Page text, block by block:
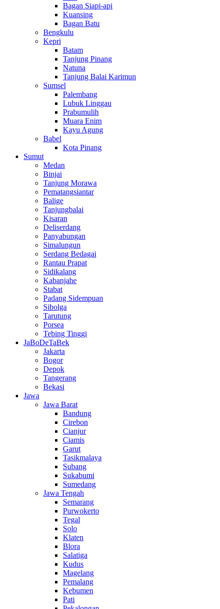
Bagan Siapi-api
Kuansing
Bagan Batu
Bengkulu
Kepri
Batam
Tanjung Pinang
Natuna
Tanjung Balai Karimun
Sumsel
Palembang
Lubuk Linggau
Prabumulih
Muara Enim
Kayu Agung
Babel
Kota Pinang
Sumut
Medan
Binjai
Tanjung Morawa
Pematangsiantar
Balige
Tanjungbalai
Kisaran
Deliserdang
Panyabungan
Simalungun
Serdang Bedagai
Rantau Prapat
Sidikalang
Kabanjahe
Stabat
Padang Sidempuan
Sibolga
Tarutung
Porsea
Tebing Tinggi
JaBoDeTaBek
Jakarta
Bogor
Depok
Tangerang
Bekasi
Jawa
Jawa Barat
Bandung
Cirebon
Cianjur
Ciamis
Garut
Tasikmalaya
Subang
Sukabumi
Sumedang
Jawa Tengah
Semarang
Purwokerto
Tegal
Solo
Klaten
Blora
Salatiga
Kudus
Magelang
Pemalang
Kebumen
Pati